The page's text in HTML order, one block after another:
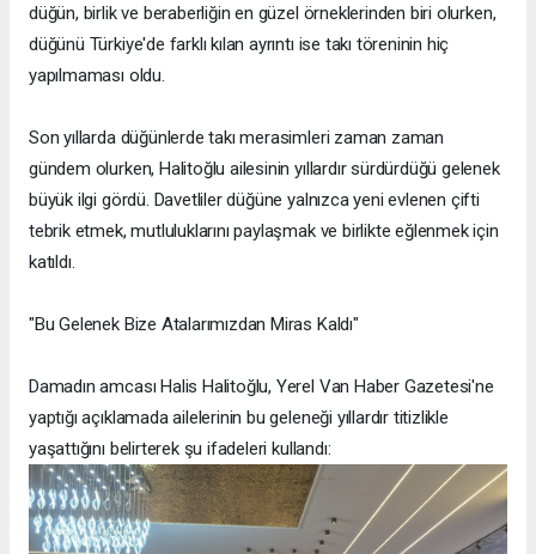
düğün, birlik ve beraberliğin en güzel örneklerinden biri olurken,
düğünü Türkiye'de farklı kılan ayrıntı ise takı töreninin hiç
yapılmaması oldu.
Son yıllarda düğünlerde takı merasimleri zaman zaman
gündem olurken, Halitoğlu ailesinin yıllardır sürdürdüğü gelenek
büyük ilgi gördü. Davetliler düğüne yalnızca yeni evlenen çifti
tebrik etmek, mutluluklarını paylaşmak ve birlikte eğlenmek için
katıldı.
"Bu Gelenek Bize Atalarımızdan Miras Kaldı"
Damadın amcası Halis Halitoğlu, Yerel Van Haber Gazetesi'ne
yaptığı açıklamada ailelerinin bu geleneği yıllardır titizlikle
yaşattığını belirterek şu ifadeleri kullandı: